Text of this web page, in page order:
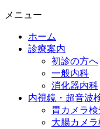
メニュー
ホーム
診療案内
初診の方へ
一般内科
消化器内科
内視鏡・超音波
胃カメラ検
大腸カメラ